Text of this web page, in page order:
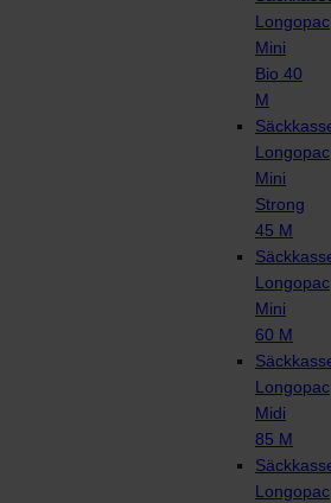
Longopac
Mini
Bio 40
M
Longopac
Mini
Strong
45 M
Longopac
Mini
60 M
Longopac
Midi
85 M
Longopac